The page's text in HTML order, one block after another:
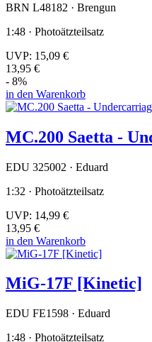
BRN L48182 · Brengun
1:48 · Photoätzteilsatz
UVP: 15,09 €
13,95 €
- 8%
in den Warenkorb
MC.200 Saetta -
EDU 325002 · Eduard
1:32 · Photoätzteilsatz
UVP: 14,99 €
13,95 €
in den Warenkorb
MiG-17F [Kinetic]
EDU FE1598 · Eduard
1:48 · Photoätzteilsatz